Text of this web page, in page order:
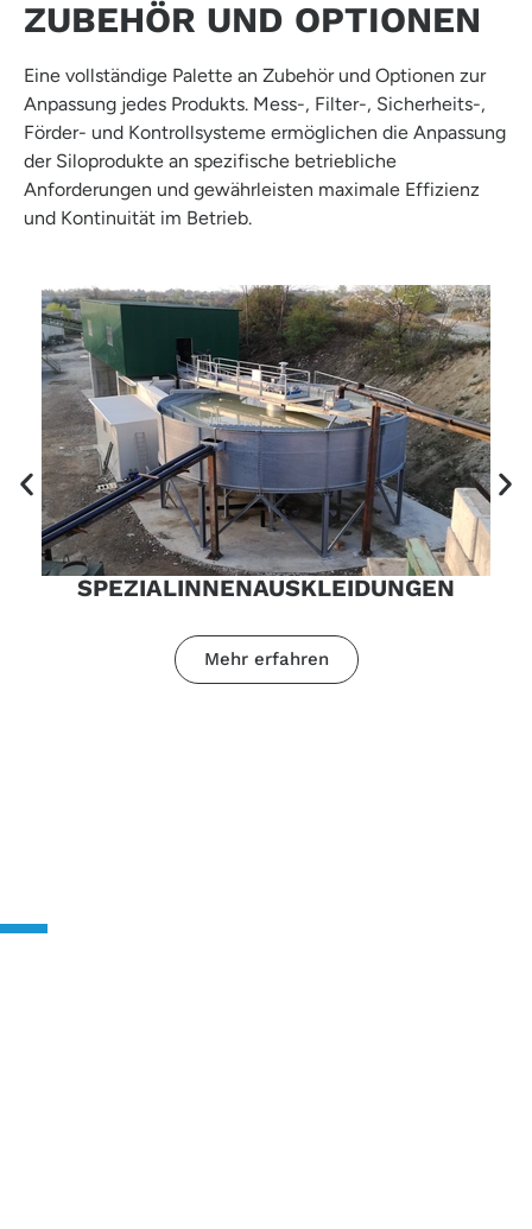
ZUBEHÖR UND OPTIONEN
Eine vollständige Palette an Zubehör und Optionen zur
Anpassung jedes Produkts. Mess-, Filter-, Sicherheits-,
Förder- und Kontrollsysteme ermöglichen die Anpassung
der Siloprodukte an spezifische betriebliche
Anforderungen und gewährleisten maximale Effizienz
und Kontinuität im Betrieb.
SPEZIALINNENAUSKLEIDUNGEN
Mehr erfahren